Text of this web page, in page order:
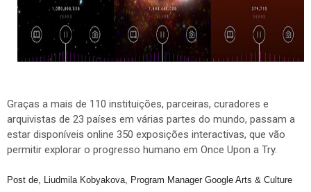
Graças a mais de 110 instituições, parceiras, curadores e
arquivistas de 23 países em várias partes do mundo, passam a
estar disponíveis online 350 exposições interactivas, que vão
permitir explorar o progresso humano em Once Upon a Try.
Post de, Liudmila Kobyakova, Program Manager Google Arts & Culture